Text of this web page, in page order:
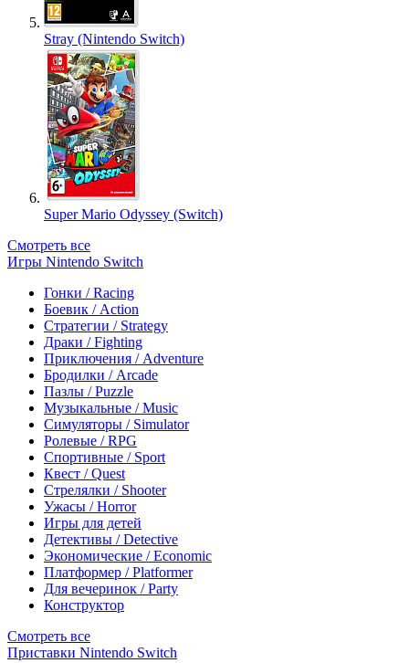
Stray (Nintendo Switch)
Super Mario Odyssey (Switch)
Смотреть все
Игры Nintendo Switch
Гонки / Racing
Боевик / Action
Стратегии / Strategy
Драки / Fighting
Приключения / Adventure
Бродилки / Arcade
Пазлы / Puzzle
Музыкальные / Music
Симуляторы / Simulator
Ролевые / RPG
Спортивные / Sport
Квест / Quest
Стрелялки / Shooter
Ужасы / Horror
Игры для детей
Детективы / Detective
Экономические / Economic
Платформер / Platformer
Для вечеринок / Party
Конструктор
Смотреть все
Приставки Nintendo Switch